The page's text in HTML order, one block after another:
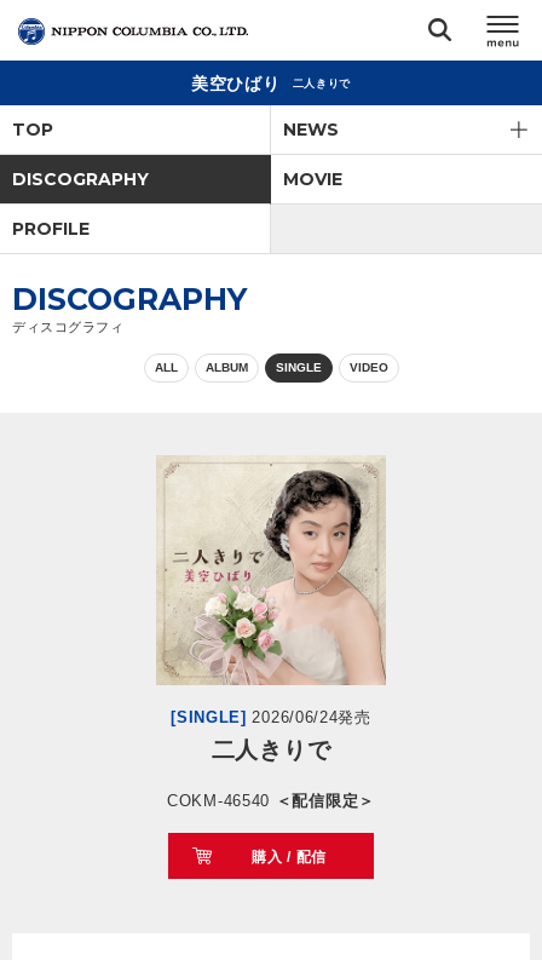
閉じる
アーティスト
ジャンル
閉じる
美空ひばり 二人きりで
TOP NEWS
DISCOGRAPHY MOVIE
PROFILE
DISCOGRAPHY
ディスコグラフィ
ALL ALBUM SINGLE VIDEO
[SINGLE] 2026/06/24発売
二人きりで
COKM-46540 ＜配信限定＞
購入 / 配信